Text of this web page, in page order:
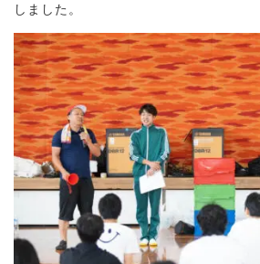
しました。